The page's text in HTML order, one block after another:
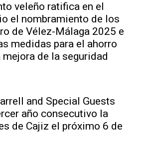
veleño ratifica en el
el nombramiento de los
de Vélez-Málaga 2025 e
medidas para el ahorro
de la seguridad
and Special Guests
año consecutivo la
de Cajiz el próximo 6 de